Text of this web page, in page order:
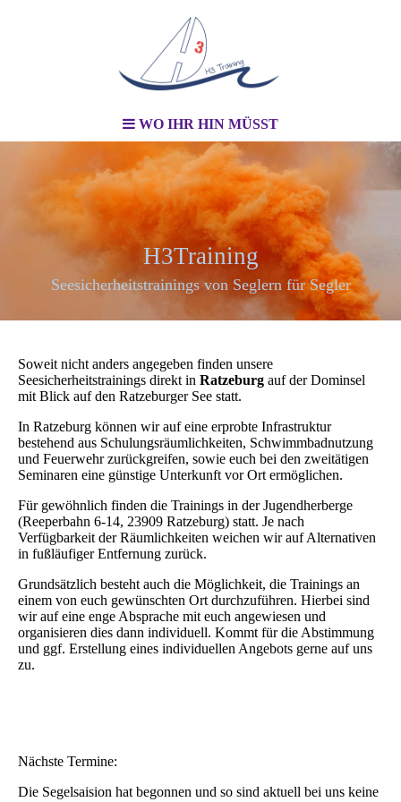
WO IHR HIN MÜSST
H3Training
Seesicherheitstrainings von Seglern für Segler
Soweit nicht anders angegeben finden unsere
Seesicherheitstrainings direkt in Ratzeburg auf der Dominsel
mit Blick auf den Ratzeburger See statt.
In Ratzeburg können wir auf eine erprobte Infrastruktur
bestehend aus Schulungsräumlichkeiten, Schwimmbadnutzung
und Feuerwehr zurückgreifen, sowie euch bei den zweitätigen
Seminaren eine günstige Unterkunft vor Ort ermöglichen.
Für gewöhnlich finden die Trainings in der Jugendherberge
(Reeperbahn 6-14, 23909 Ratzeburg) statt. Je nach
Verfügbarkeit der Räumlichkeiten weichen wir auf Alternativen
in fußläufiger Entfernung zurück.
Grundsätzlich besteht auch die Möglichkeit, die Trainings an
einem von euch gewünschten Ort durchzuführen. Hierbei sind
wir auf eine enge Absprache mit euch angewiesen und
organisieren dies dann individuell. Kommt für die Abstimmung
und ggf. Erstellung eines individuellen Angebots gerne auf uns
zu.
Nächste Termine:
Die Segelsaision hat begonnen und so sind aktuell bei uns keine